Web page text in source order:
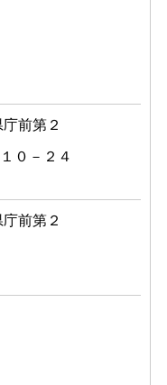
前第２
０－２４
前第２